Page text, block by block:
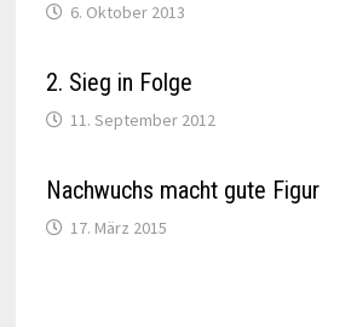
6. Oktober 2013
2. Sieg in Folge
11. September 2012
Nachwuchs macht gute Figur
17. März 2015